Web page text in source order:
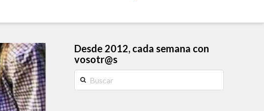
Desde 2012, cada semana con
vosotr@s
Buscar